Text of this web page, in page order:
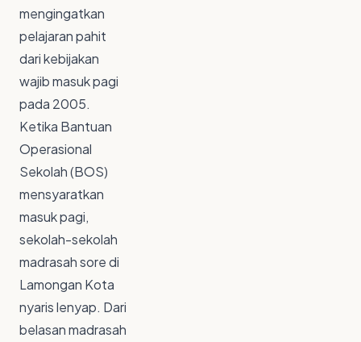
mengingatkan
pelajaran pahit
dari kebijakan
wajib masuk pagi
pada 2005.
Ketika Bantuan
Operasional
Sekolah (BOS)
mensyaratkan
masuk pagi,
sekolah-sekolah
madrasah sore di
Lamongan Kota
nyaris lenyap. Dari
belasan madrasah